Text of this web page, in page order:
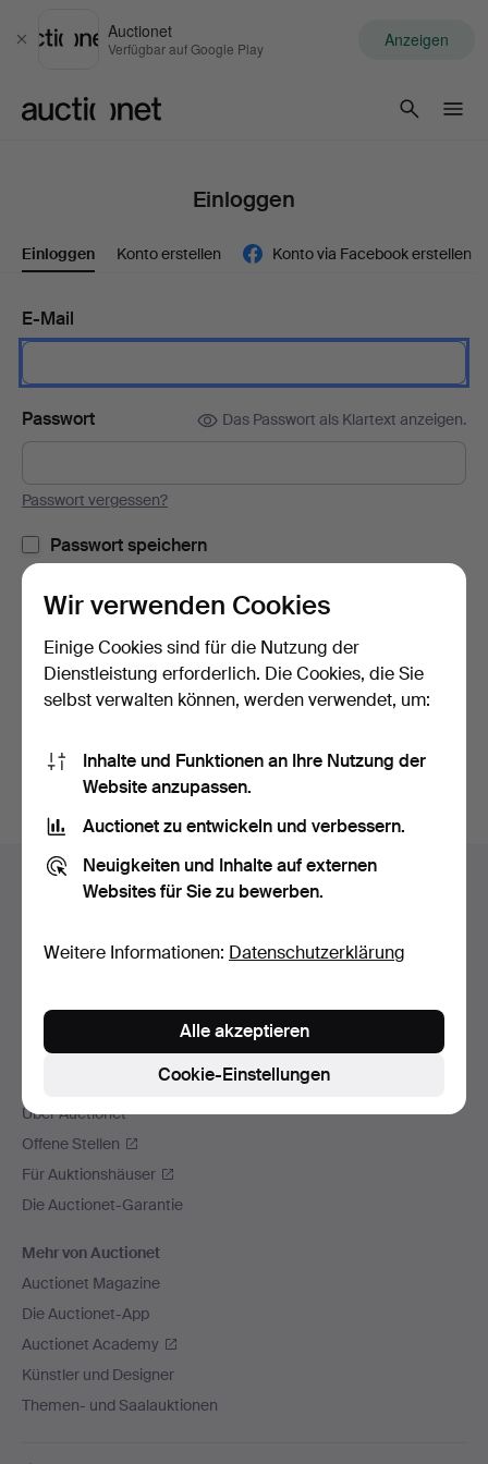
Schließen
Auctionet
Verfügbar auf Google Play Anzeigen
Einloggen
Einloggen Konto erstellen Konto via Facebook erstellen
E-Mail
Passwort Das Passwort als Klartext anzeigen.
Passwort vergessen?
Passwort speichern
Einloggen
oder hier via Facebook einloggen
Fußzeilen-
Navigation
Hilfe und Kontakt
Alle Auktionshäuser
Über Auctionet
Offene Stellen
Für Auktionshäuser
Die Auctionet-Garantie
Mehr von Auctionet
Auctionet Magazine
Die Auctionet-App
Auctionet Academy
Künstler und Designer
Themen- und Saalauktionen
Wir verwenden Cookies
Einige Cookies sind für die Nutzung der
Dienstleistung erforderlich. Die Cookies, die Sie
selbst verwalten können, werden verwendet, um:
Inhalte und Funktionen an Ihre Nutzung der
Website anzupassen.
Auctionet zu entwickeln und verbessern.
Neuigkeiten und Inhalte auf externen
Websites für Sie zu bewerben.
Weitere Informationen: Datenschutzerklärung
Cookie-Einstellungen
Alle akzeptieren